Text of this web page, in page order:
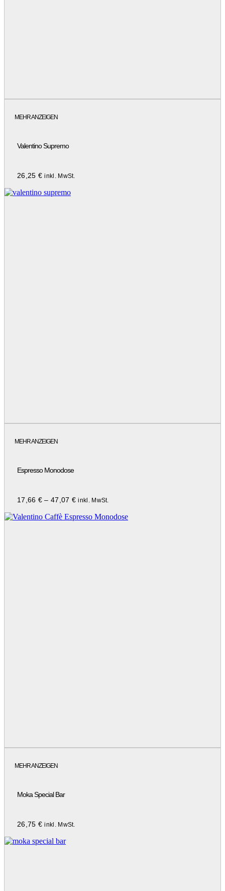
MEHR ANZEIGEN
Valentino Supremo
26,25 € inkl. MwSt.
MEHR ANZEIGEN
Espresso Monodose
17,66 € –47,07 € inkl. MwSt.
MEHR ANZEIGEN
Moka Special Bar
26,75 € inkl. MwSt.